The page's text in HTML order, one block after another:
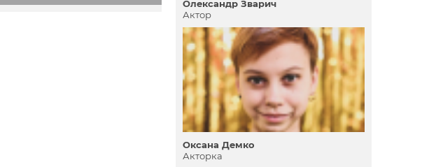
Олександр Зварич
Актор
Оксана Демко
Акторка